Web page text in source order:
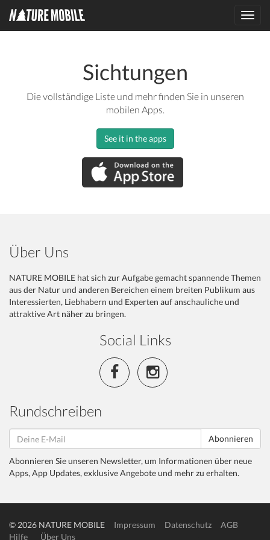
Sichtungen
Die vollständige Liste und mehr finden Sie in unseren
mobilen Apps.
See it in the apps
Über Uns
NATURE MOBILE hat sich zur Aufgabe gemacht spannende Themen
aus der Natur und anderen Bereichen einem breiten Publikum aus
Interessierten, Liebhabern und Experten auf anschauliche und
attraktive Art näher zu bringen.
Social Links
Rundschreiben
Abonnieren
Abonnieren Sie unseren Newsletter, um Informationen über neue
Apps, App Updates, exklusive Angebote und mehr zu erhalten.
© 2026 NATURE MOBILE Impressum Datenschutz
AGB
Hilfe
Über Uns